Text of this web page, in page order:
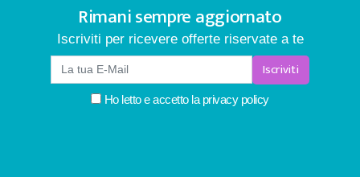
Rimani sempre aggiornato
Iscriviti per ricevere offerte riservate a te
Iscriviti
Ho letto e accetto la privacy policy